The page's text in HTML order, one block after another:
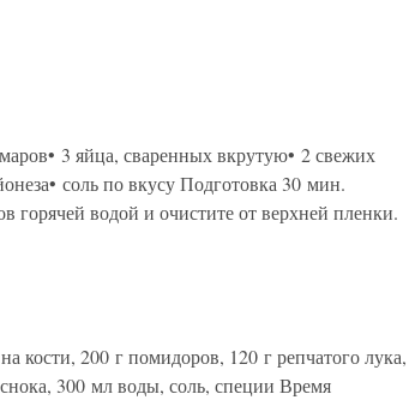
3 яйца, сваренных вкрутую• 2 свежих
соль по вкусу Подготовка 30 мин.
водой и очистите от верхней пленки.
200 г помидоров, 120 г репчатого лука,
300 мл воды, соль, специи Время